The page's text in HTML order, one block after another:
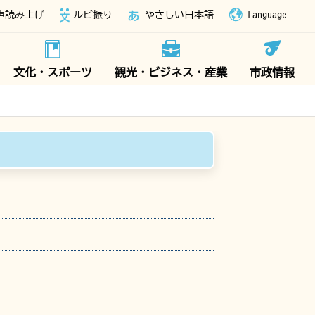
読み上げ ルビ振り やさしい日本語 Language
文化・スポーツ 観光・ビジネス・産業 市政情報